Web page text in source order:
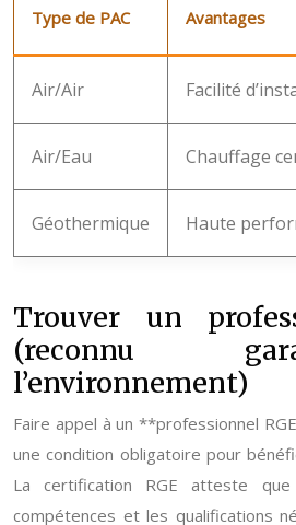
Type de PAC Avantages
Air/Air Facilité
Air/Eau Chauffage
Géothermique Haute
Trouver un
(reconnu
l’environnement)
Faire appel à un **professionnel
une condition obligatoire pour
La certification RGE atteste que
compétences et les qualifications